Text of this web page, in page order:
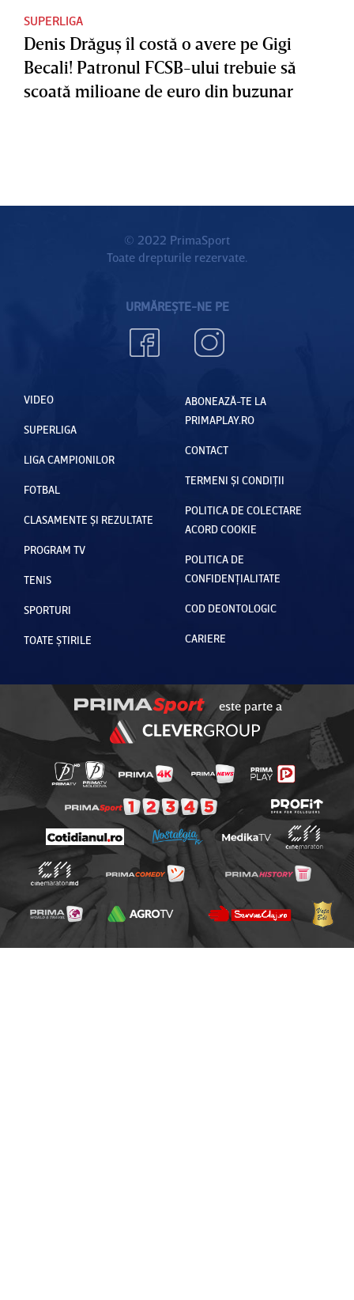
SUPERLIGA
Denis Drăguş îl costă o avere pe Gigi
Becali! Patronul FCSB-ului trebuie să
scoată milioane de euro din buzunar
© 2022 PrimaSport
Toate drepturile rezervate.
URMĂREȘTE-NE PE
VIDEO
SUPERLIGA
LIGA CAMPIONILOR
FOTBAL
CLASAMENTE ȘI REZULTATE
PROGRAM TV
TENIS
SPORTURI
TOATE ȘTIRILE
ABONEAZĂ-TE LA
PRIMAPLAY.RO
CONTACT
TERMENI ȘI CONDIȚII
POLITICA DE COLECTARE
ACORD COOKIE
POLITICA DE
CONFIDENȚIALITATE
COD DEONTOLOGIC
CARIERE
este parte a